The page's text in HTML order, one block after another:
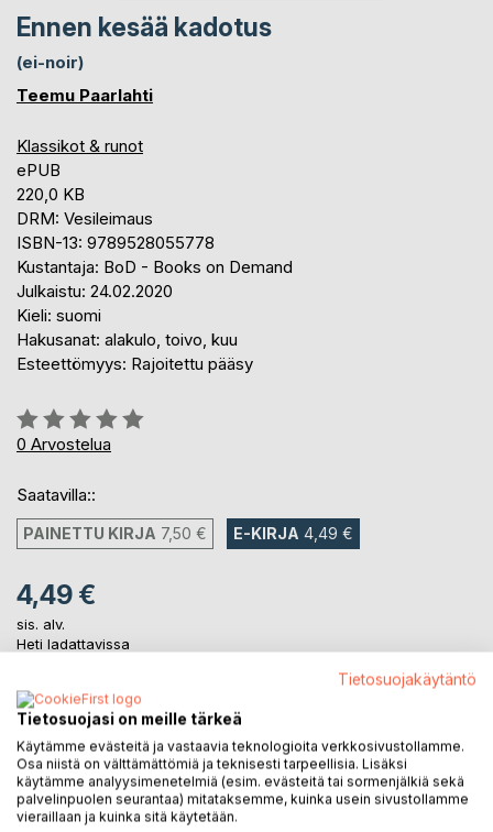
Ennen kesää kadotus
(ei-noir)
Teemu Paarlahti
Klassikot & runot
ePUB
220,0 KB
DRM: Vesileimaus
ISBN-13: 9789528055778
Kustantaja: BoD - Books on Demand
Julkaistu: 24.02.2020
Kieli: suomi
Hakusanat: alakulo, toivo, kuu
Esteettömyys: Rajoitettu pääsy
Arvostelu::
0%
0 Arvostelua
Saatavilla::
PAINETTU KIRJA 7,50 € E-KIRJA 4,49 €
4,49 €
sis. alv.
Heti ladattavissa
LISÄÄ OSTOSKORIIN
Lisää muistilistalle
Arvostele tuote
Tietosuojakäytäntö
Tietosuojasi on meille tärkeä
Käytämme evästeitä ja vastaavia teknologioita verkkosivustollamme.
Osa niistä on välttämättömiä ja teknisesti tarpeellisia. Lisäksi
käytämme analyysimenetelmiä (esim. evästeitä tai sormenjälkiä sekä
palvelinpuolen seurantaa) mitataksemme, kuinka usein sivustollamme
vieraillaan ja kuinka sitä käytetään.